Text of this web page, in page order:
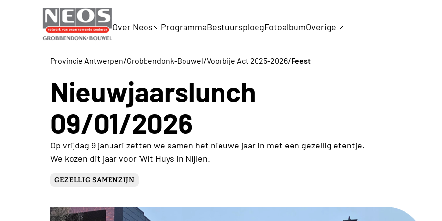
Over Neos ProgrammaBestuursploegFotoalbumOverige
Provincie Antwerpen/Grobbendonk-Bouwel/Voorbije Act 2025-2026/Feest
Nieuwjaarslunch
09/01/2026
Op vrijdag 9 januari zetten we samen het nieuwe jaar in met een gezellig etentje.
We kozen dit jaar voor 'Wit Huys in Nijlen.
GEZELLIG SAMENZIJN